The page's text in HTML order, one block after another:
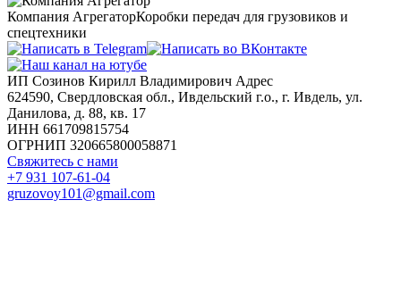
Компания АгрегаторКоробки передач для грузовиков и
спецтехники
ИП Созинов Кирилл Владимирович Адрес
624590, Свердловская обл., Ивдельский г.о., г. Ивдель, ул.
Данилова, д. 88, кв. 17
ИНН 661709815754
ОГРНИП 320665800058871
Свяжитесь с нами
+7 931 107-61-04
gruzovoy101@gmail.com